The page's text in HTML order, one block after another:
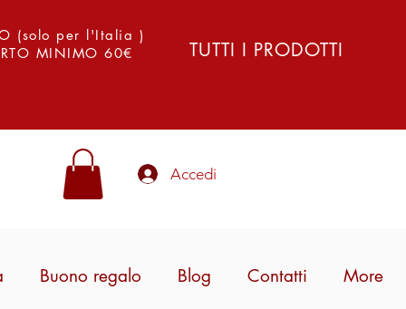
(solo per l'Italia )
MINIMO 60€
TUTTI I PRODOTTI
Accedi
Buono regalo Blog Contatti More